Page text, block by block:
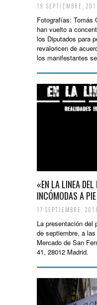
19 SEPTIEMBRE,
Fotografías: Tomás
han vuelto a
los Diputados para
revaloricen de
los manifestantes
«EN LA LINEA DEL
INCÓMODAS A
17 SEPTIEMBRE,
La presentación del
de septiembre, a
Mercado de San
41, 28012 Madrid.